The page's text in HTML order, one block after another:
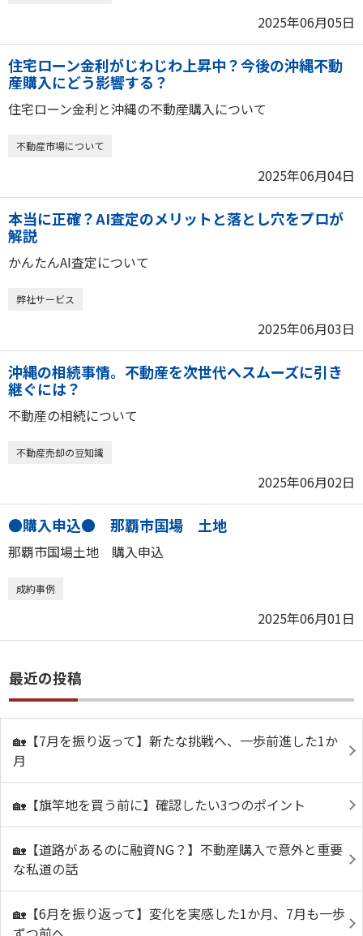
2025年06月05日
住宅ローン金利がじわじわ上昇中？今後の沖縄不動
産購入にどう影響する？
住宅ローン金利と沖縄の不動産購入について
不動産市場について
2025年06月04日
本当に正確？AI査定のメリットと落とし穴をプロが
解説
かんたんAI査定について
弊社サービス
2025年06月03日
沖縄の相続事情。不動産を次世代へスムーズに引き
継ぐには？
不動産の相続について
不動産売却の豆知識
2025年06月02日
●購入申込● 那覇市国場 土地
那覇市国場土地 購入申込
成約事例
2025年06月01日
最近の投稿
🏡【7月を振り返って】新たな挑戦へ、一歩前進した1か
月
🏡【旗竿地を買う前に】確認したい3つのポイント
🏡【道路があるのに融資NG？】不動産購入で意外と重要
な私道の話
🏡【6月を振り返って】変化を実感した1か月、7月も一歩